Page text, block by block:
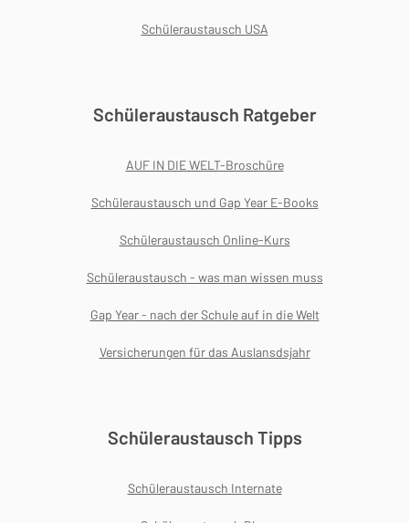
Schüleraustausch USA
Schüleraustausch Ratgeber
AUF IN DIE WELT-Broschüre
Schüleraustausch und Gap Year E-Books
Schüleraustausch Online-Kurs
Schüleraustausch - was man wissen muss
Gap Year - nach der Schule auf in die Welt
Versicherungen für das Auslansdsjahr
Schüleraustausch Tipps
Schüleraustausch Internate